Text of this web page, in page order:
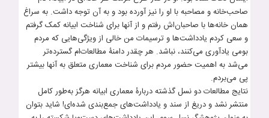
صاحب‌خانه و مصاحبه با او را نیز آورده بود و به آن توجه داشت. به سراغ
همان خانه‌ها با صاحبان‌اش رفتم و از آنها برای شناخت ابیانه کمک گرفتم
و سعی کردم یادداشت‌ها و ترسیمات من خالی از ویژگی‌هایی که مردم
بومی یادآوری می‌کنند‌، نباشد. هر چقدر دامنۀ مطالعات‌ام گسترده‌تر
می‌شد به اهمیت حضور مردم برای شناخت معماری متعلق به آنها بیشتر
پی می‌بردم.
نتایج مطالعات دو نسل گذشته دربارۀ معماری ابیانه هرگز به‌طور کامل
منتشر نشد و دریغ از سند و یادداشت‌های جمع‌بندی شده‌ای! شاید بتوان